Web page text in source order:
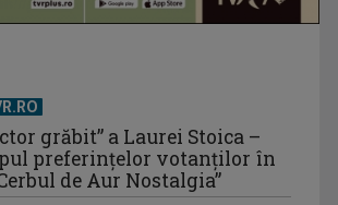
grăbit” a Laurei Stoica –
preferinţelor votanţilor în
de Aur Nostalgia”